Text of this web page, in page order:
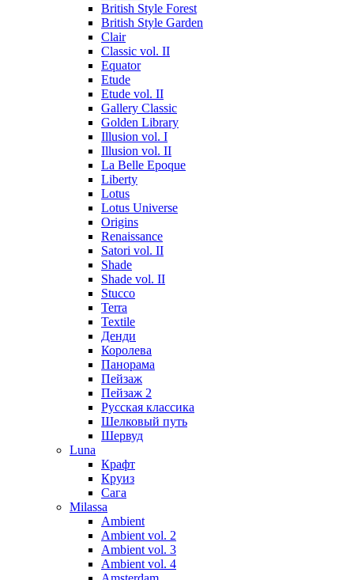
British Style Forest
British Style Garden
Clair
Classic vol. II
Equator
Etude
Etude vol. II
Gallery Classic
Golden Library
Illusion vol. I
Illusion vol. II
La Belle Epoque
Liberty
Lotus
Lotus Universe
Origins
Renaissance
Satori vol. II
Shade
Shade vol. II
Stucco
Terra
Textile
Денди
Королева
Панорама
Пейзаж
Пейзаж 2
Русская классика
Шелковый путь
Шервуд
Luna
Крафт
Круиз
Сага
Milassa
Ambient
Ambient vol. 2
Ambient vol. 3
Ambient vol. 4